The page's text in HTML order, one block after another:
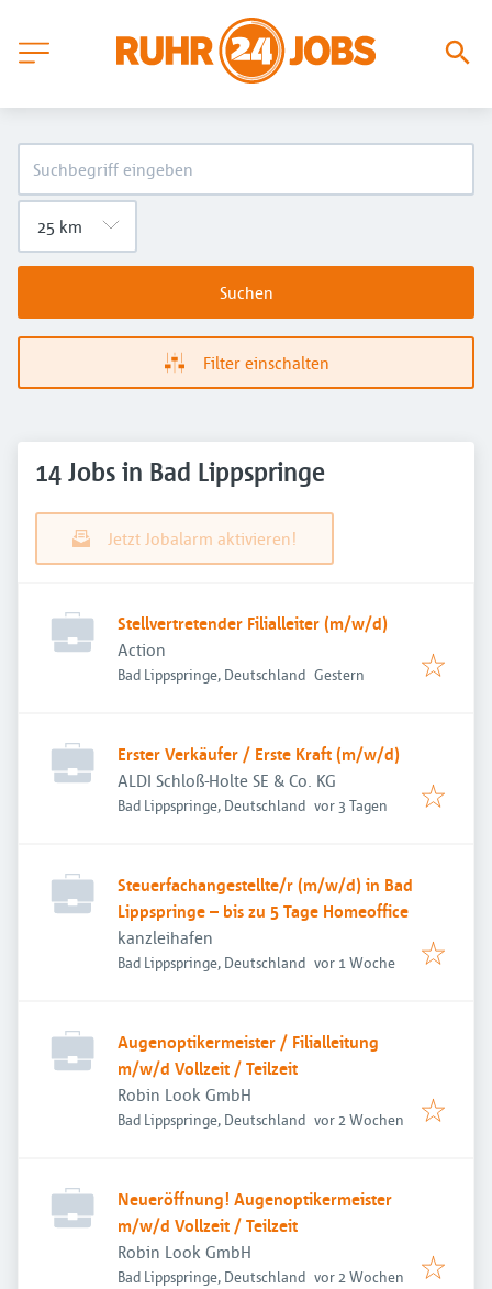
Suchen
Filter einschalten
14 Jobs in Bad Lippspringe
Jetzt Jobalarm aktivieren!
Stellvertretender Filialleiter (m/w/d)
Action
Bad Lippspringe, Deutschland Veröffentlicht
Gestern
Erster Verkäufer / Erste Kraft (m/w/d)
ALDI Schloß-Holte SE & Co. KG
Bad Lippspringe, Deutschland Veröffentlicht
vor 3 Tagen
Steuerfachangestellte/r (m/w/d) in Bad
Lippspringe – bis zu 5 Tage Homeoffice
kanzleihafen
Bad Lippspringe, Deutschland Veröffentlicht
vor 1 Woche
Augenoptikermeister / Filialleitung
m/w/d Vollzeit / Teilzeit
Robin Look GmbH
Bad Lippspringe, Deutschland Veröffentlicht
vor 2 Wochen
Neueröffnung! Augenoptikermeister
m/w/d Vollzeit / Teilzeit
Robin Look GmbH
Bad Lippspringe, Deutschland Veröffentlicht
vor 2 Wochen